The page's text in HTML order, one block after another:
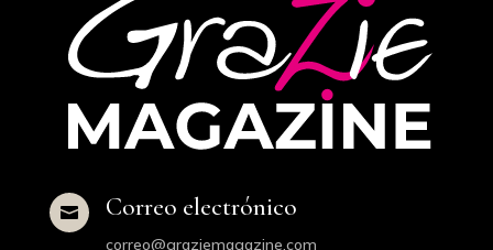
 Correo electrónico
correo@graziemagazine.com